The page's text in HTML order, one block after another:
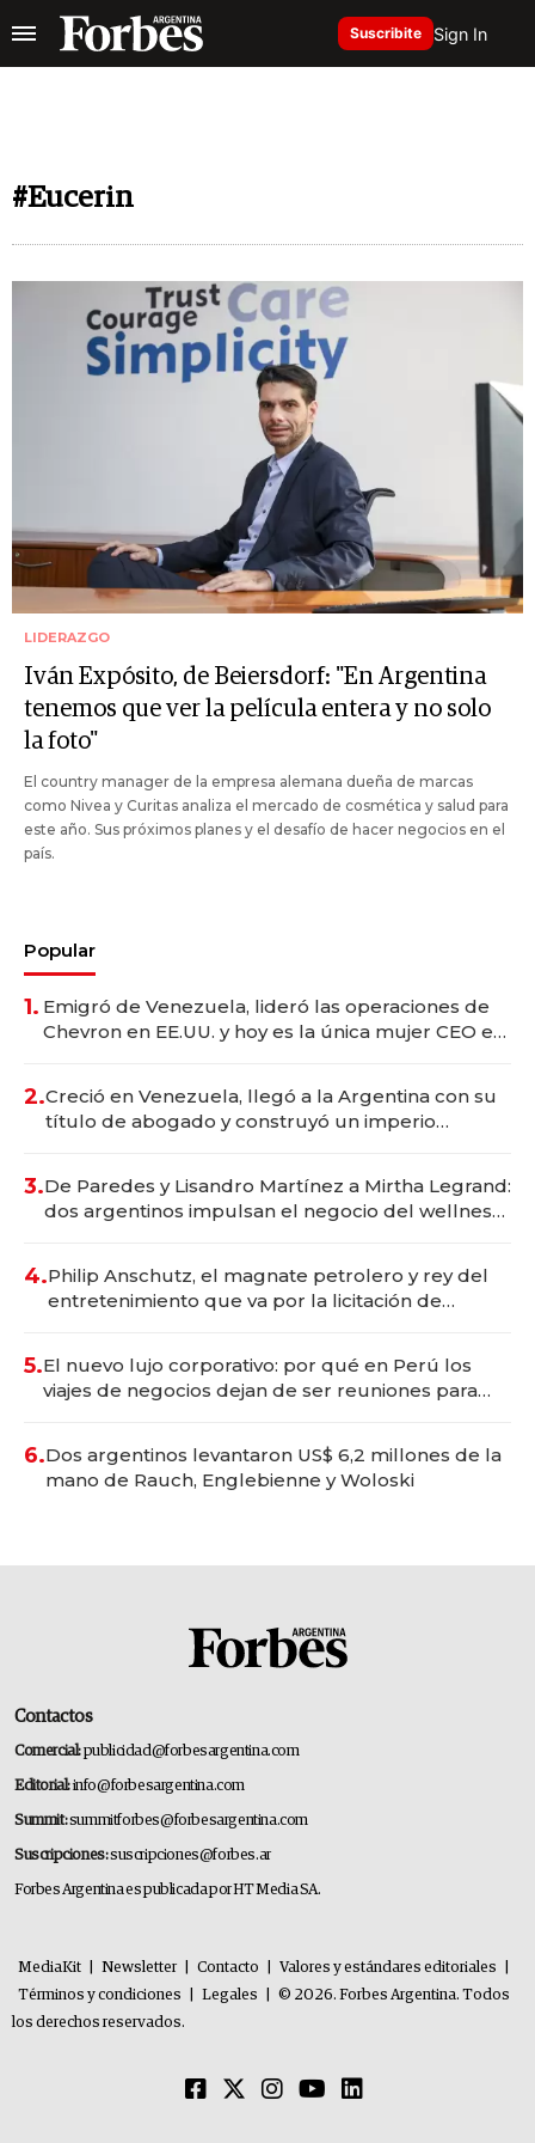
Suscribite Sign In
#Eucerin
LIDERAZGO
Iván Expósito, de Beiersdorf: "En Argentina
tenemos que ver la película entera y no solo
la foto"
El country manager de la empresa alemana dueña de marcas
como Nivea y Curitas analiza el mercado de cosmética y salud para
este año. Sus próximos planes y el desafío de hacer negocios en el
país.
Popular
1. Emigró de Venezuela, lideró las operaciones de
Chevron en EE.UU. y hoy es la única mujer CEO en
2.Creció en Venezuela, llegó a la Argentina con su
título de abogado y construyó un imperio
3.De Paredes y Lisandro Martínez a Mirtha Legrand:
dos argentinos impulsan el negocio del wellness
4.Philip Anschutz, el magnate petrolero y rey del
entretenimiento que va por la licitación de
5.El nuevo lujo corporativo: por qué en Perú los
viajes de negocios dejan de ser reuniones para
6.Dos argentinos levantaron US$ 6,2 millones de la
mano de Rauch, Englebienne y Woloski
Contactos
Comercial:publicidad@forbesargentina.com
Editorial:info@forbesargentina.com
Summit:summitforbes@forbesargentina.com
Suscripciones:suscripciones@forbes.ar
Forbes Argentina es publicada por HT Media SA.
MediaKit Newsletter Contacto Valores y estándares editoriales
Términos y condiciones
Legales
© 2026. Forbes Argentina. Todos
los derechos reservados.